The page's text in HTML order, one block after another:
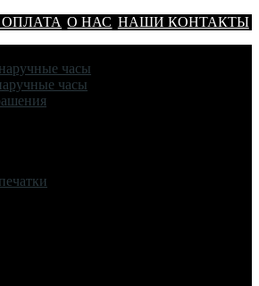
О НАС НАШИ КОНТАКТЫ
часы
часы